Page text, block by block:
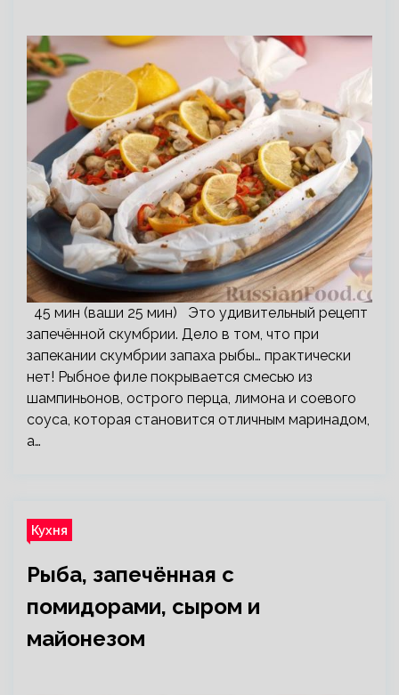
45 мин (ваши 25 мин) Это удивительный рецепт
запечённой скумбрии. Дело в том, что при
запекании скумбрии запаха рыбы… практически
нет! Рыбное филе покрывается смесью из
шампиньонов, острого перца, лимона и соевого
соуса, которая становится отличным маринадом,
а…
Кухня
Рыба, запечённая с
помидорами, сыром и
майонезом